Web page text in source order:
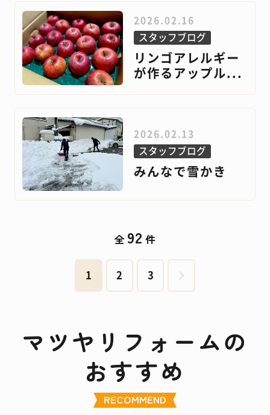
2026.02.16
スタッフブログ
リンゴアレルギー
が作るアップル...
2026.02.13
スタッフブログ
みんなで雪かき
全 92 件
1 2 3
マツヤリフォームの
おすすめ
RECOMMEND